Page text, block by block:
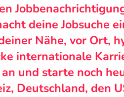
deine Jobsuche
Nähe, vor Ort,
internationale
und starte noch
Deutschland, den